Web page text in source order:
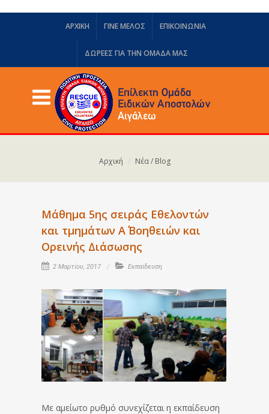
ΑΡΧΙΚΗ ΓΙΝΕ ΜΕΛΟΣ ΕΠΙΚΟΙΝΩΝΙΑ
ΔΩΡΕΈΣ ΓΙΑ ΤΗΝ ΟΜΆΔΑ ΜΑΣ
Αρχική Νέα / Blog
Μάθημα 5ης σειράς Εθελοντών
και τμημάτων Α΄ Βοηθειών και
Ορεινής Διάσωσης
2 Μαρτίου, 2017 Εκπαίδευση
Με αμείωτο ρυθμό συνεχίζεται η εκπαίδευση